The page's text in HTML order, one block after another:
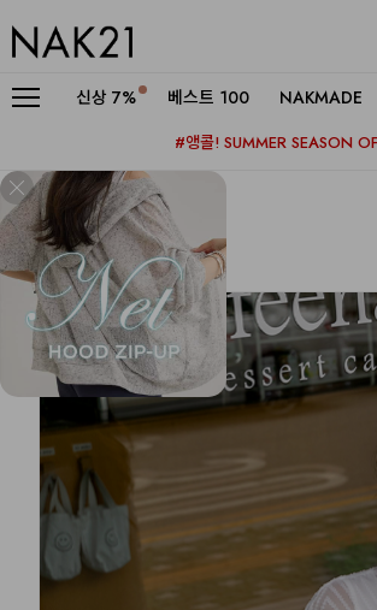
신상 7% 베스트 100 NAKMADE
#앵콜! SUMMER SEASON